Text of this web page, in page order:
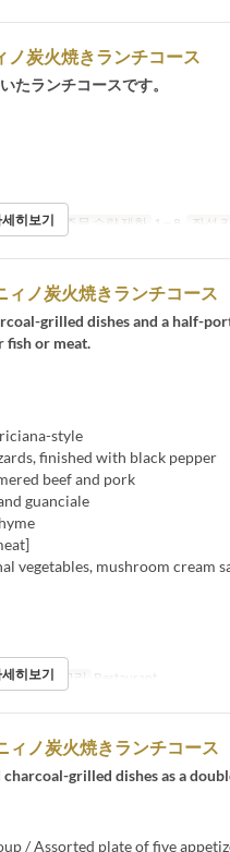
ノ炭火焼きランチコース
たランチコースです。
사 점심 주문 수량 제한 1 ~ 8 좌석
히보기
ィノ炭火焼きランチコース
grilled dishes and a half-
fish or meat.
style
finished with black pepper
beef and pork
guanciale
vegetables, mushroom cream
좌석 카테고리 Restaurant
히보기
ィノ炭火焼きランチコース
grilled dishes as a
/ Assorted plate of five